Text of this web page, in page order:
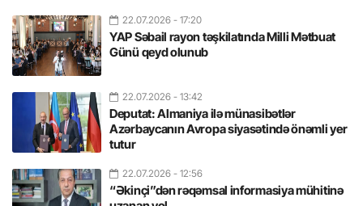
22.07.2026 - 17:20
YAP Səbail rayon təşkilatında Milli Mətbuat
Günü qeyd olunub
22.07.2026 - 13:42
Deputat: Almaniya ilə münasibətlər
Azərbaycanın Avropa siyasətində önəmli yer
tutur
22.07.2026 - 12:56
“Əkinçi”dən rəqəmsal informasiya mühitinə